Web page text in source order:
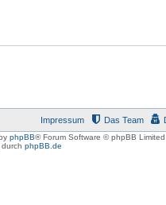
Das Team
Impressum
phpBB® Forum Software © phpBB Limited
phpBB.de